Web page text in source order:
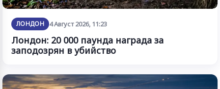
ЛОНДОН 4 Август 2026, 11:23
Лондон: 20 000 паунда награда за
заподозрян в убийство